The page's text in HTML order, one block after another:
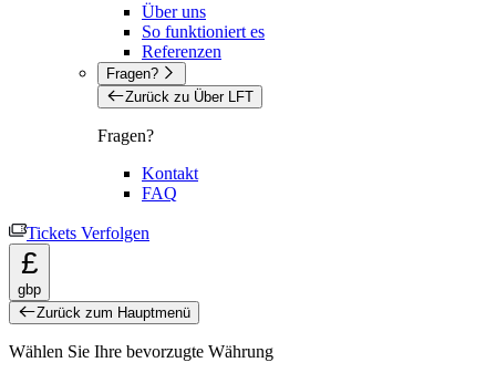
Über uns
So funktioniert es
Referenzen
Fragen?
Zurück zu Über LFT
Fragen?
Kontakt
FAQ
Tickets Verfolgen
£
gbp
Zurück zum Hauptmenü
Wählen Sie Ihre bevorzugte Währung